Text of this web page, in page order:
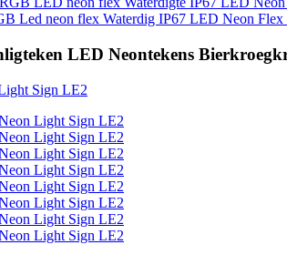
Led neon flex Waterdig IP67 LED Neon Flex
LED Neontekens